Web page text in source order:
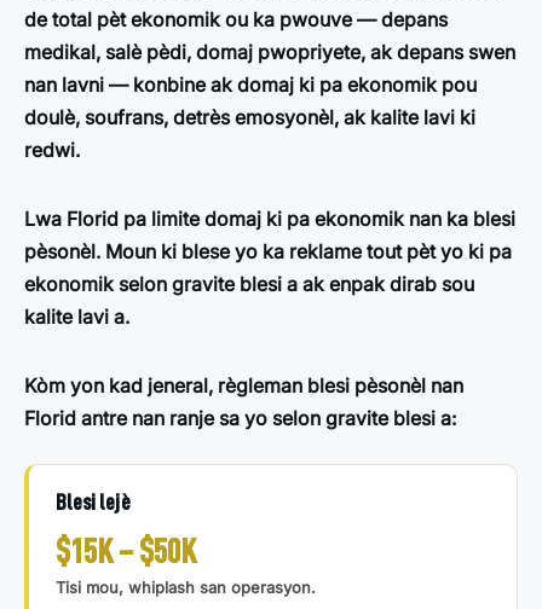
de total pèt ekonomik ou ka pwouve — depans
medikal, salè pèdi, domaj pwopriyete, ak depans swen
nan lavni — konbine ak domaj ki pa ekonomik pou
doulè, soufrans, detrès emosyonèl, ak kalite lavi ki
redwi.
Lwa Florid pa limite domaj ki pa ekonomik nan ka blesi
pèsonèl. Moun ki blese yo ka reklame tout pèt yo ki pa
ekonomik selon gravite blesi a ak enpak dirab sou
kalite lavi a.
Kòm yon kad jeneral, règleman blesi pèsonèl nan
Florid antre nan ranje sa yo selon gravite blesi a:
Blesi lejè
$15K – $50K
Tisi mou, whiplash san operasyon.